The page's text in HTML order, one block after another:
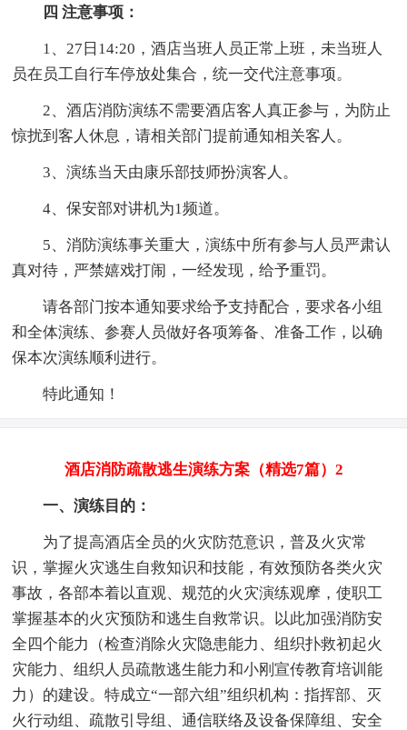
四 注意事项：
1、27日14:20，酒店当班人员正常上班，未当班人
员在员工自行车停放处集合，统一交代注意事项。
2、酒店消防演练不需要酒店客人真正参与，为防止
惊扰到客人休息，请相关部门提前通知相关客人。
3、演练当天由康乐部技师扮演客人。
4、保安部对讲机为1频道。
5、消防演练事关重大，演练中所有参与人员严肃认
真对待，严禁嬉戏打闹，一经发现，给予重罚。
请各部门按本通知要求给予支持配合，要求各小组
和全体演练、参赛人员做好各项筹备、准备工作，以确
保本次演练顺利进行。
特此通知！
酒店消防疏散逃生演练方案（精选7篇）2
一、演练目的：
为了提高酒店全员的火灾防范意识，普及火灾常
识，掌握火灾逃生自救知识和技能，有效预防各类火灾
事故，各部本着以直观、规范的火灾演练观摩，使职工
掌握基本的火灾预防和逃生自救常识。以此加强消防安
全四个能力（检查消除火灾隐患能力、组织扑救初起火
灾能力、组织人员疏散逃生能力和小刚宣传教育培训能
力）的建设。特成立“一部六组”组织机构：指挥部、灭
火行动组、疏散引导组、通信联络及设备保障组、安全